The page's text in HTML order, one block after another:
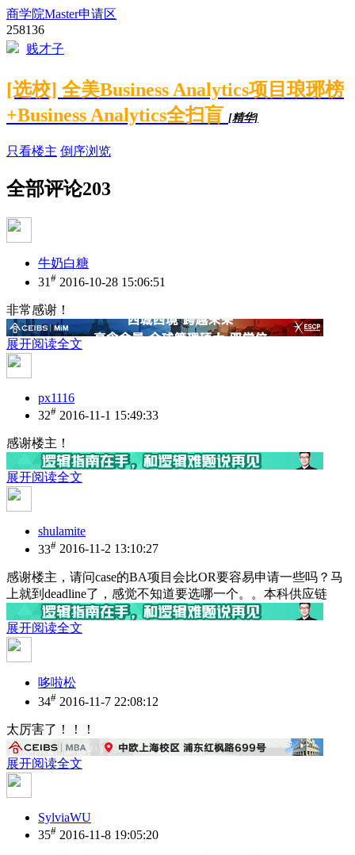
商学院Master申请区
258136
贱才子
[选校] 全美Business Analytics项目琅琊榜
+Business Analytics全扫盲 [精华]
只看楼主 倒序浏览
全部评论203
牛奶白糖
31 # 2016-10-28 15:06:51
非常感谢！
展开阅读全文
px1116
32# 2016-11-1 15:49:33
感谢楼主！
展开阅读全文
shulamite
33# 2016-11-2 13:10:27
感谢楼主，请问case的BA项目会比OR要容易申请一些吗？马
上就到deadline了，感觉不知道要选哪一个。。本科供应链
展开阅读全文
哆啦松
34# 2016-11-7 22:08:12
太厉害了！！！
展开阅读全文
SylviaWU
35# 2016-11-8 19:05:20